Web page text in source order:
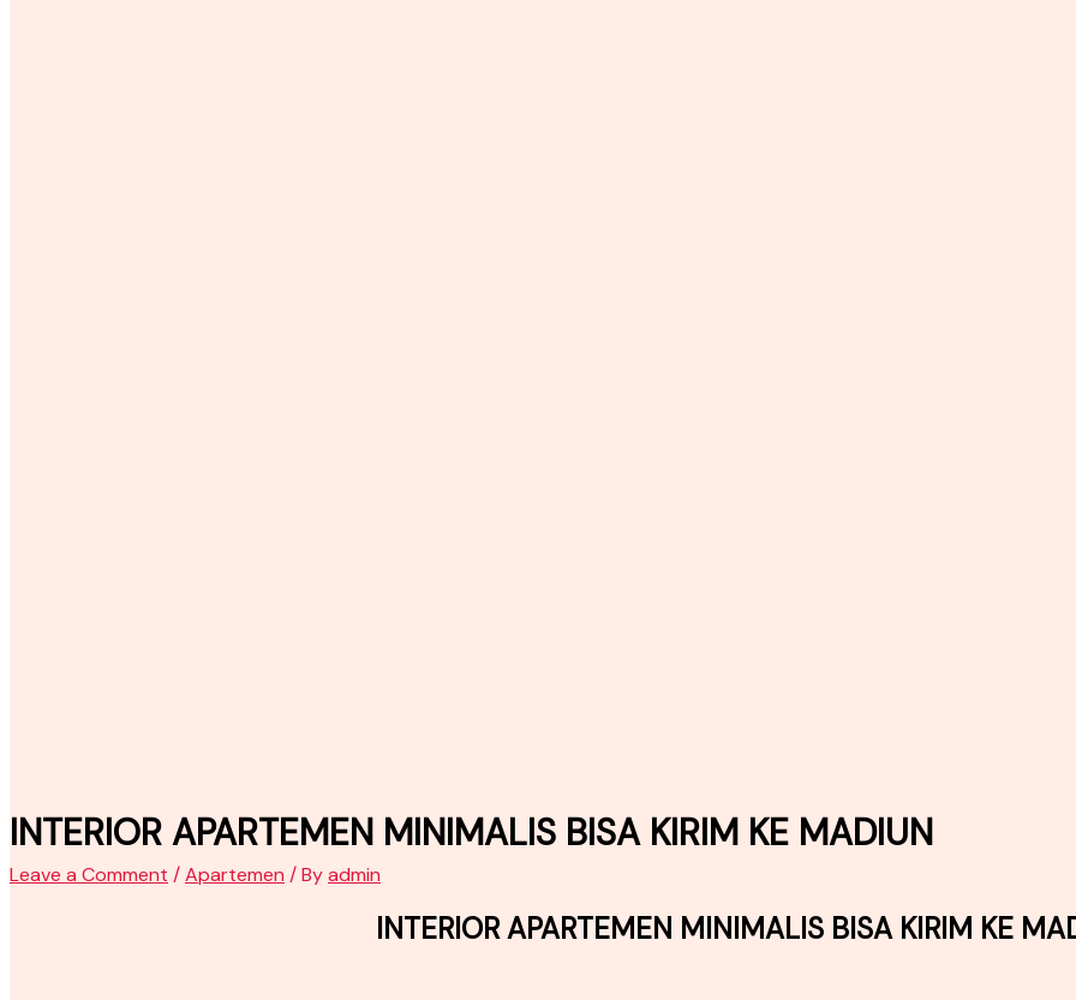
INTERIOR APARTEMEN MINIMALIS BISA KIRIM KE MADIUN
Leave a Comment /Apartemen / Byadmin
INTERIOR APARTEMEN MINIMALIS BISA KIRIM KE